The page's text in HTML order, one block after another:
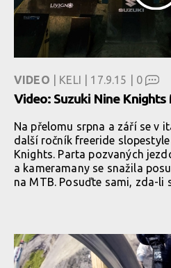
VIDEO | KELI | 17.9.15 | 0
Video: Suzuki Nine Knights
Na přelomu srpna a září se v
další ročník freeride slopestyle
Knights. Parta pozvaných
a kameramany se snažila
na MTB. Posuďte sami, zda-li